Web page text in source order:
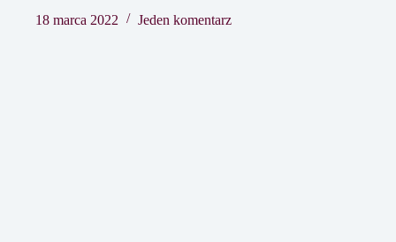
18 marca 2022
Jeden komentarz